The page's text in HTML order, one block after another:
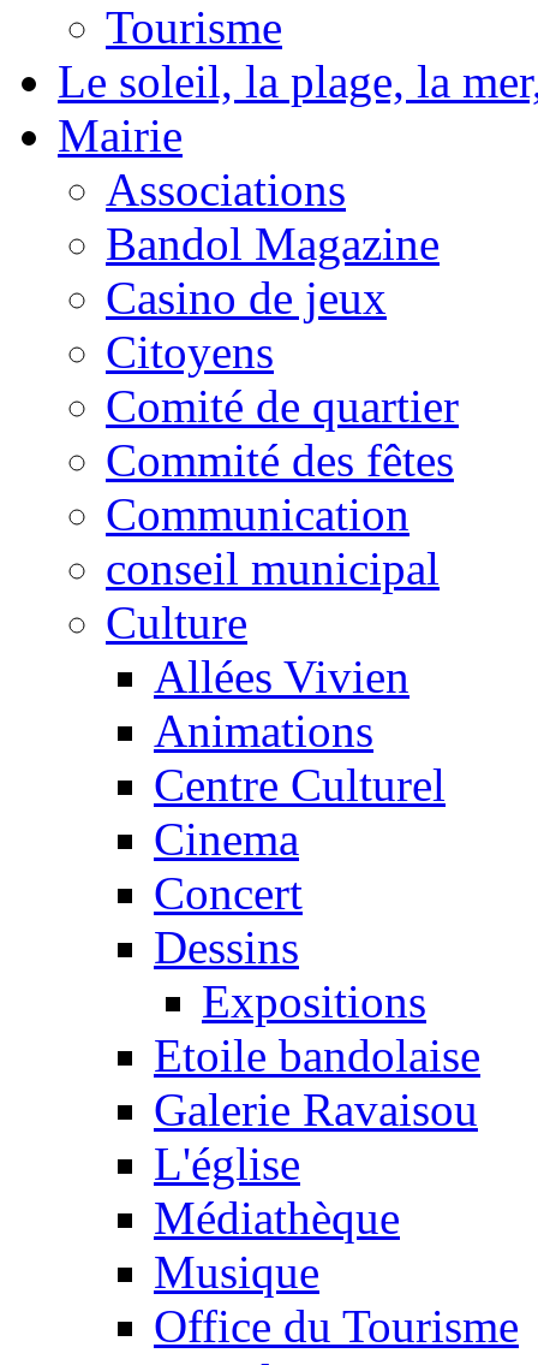
Tourisme
Le soleil, la plage, la
Mairie
Associations
Bandol Magazine
Casino de jeux
Citoyens
Comité de quartier
Commité des fêtes
Communication
conseil municipal
Culture
Allées Vivien
Animations
Centre Culturel
Cinema
Concert
Dessins
Expositions
Etoile bandolaise
Galerie Ravaisou
L'église
Médiathèque
Musique
Office du Tourisme